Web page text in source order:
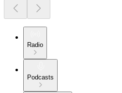
Radio
Podcasts